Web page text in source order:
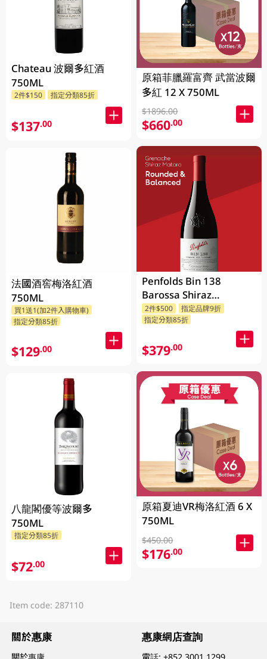
Chateau 波爾多紅酒
750ML
2件$150 指定分類85折
$137.00
法國酒窖梅洛紅酒
750ML
買1送1(加2件入購物車)
指定分類85折
$129.00
八龍閣優等波爾多
750ML
指定分類85折
$72.00
原箱菲臘羅富齊 武當波爾
多紅 12 X 750ML
$1896.00
$660.00
Penfolds Bin 138
Barossa Shiraz
Grenache Mataro
750ML
2件$500
指定品牌9折
指定分類85折
$379.00
原箱夏迪VR梅洛紅酒 6 X
750ML
$450.00
$176.00
Item code: 287110
關於惠康 惠康網店查詢